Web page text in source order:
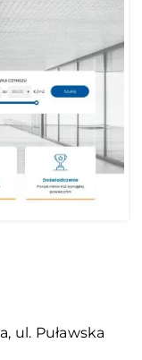
ul. Puławska